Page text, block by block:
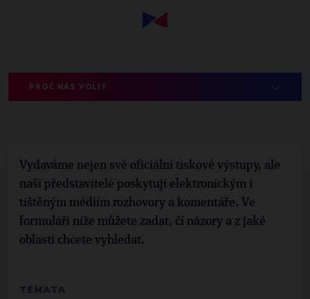
PROČ NÁS VOLIT
Vydaváme nejen své oficiální tiskové výstupy, ale
naši představitelé poskytují elektronickým i
tištěným médiím rozhovory a komentáře. Ve
formuláři níže můžete zadat, čí názory a z jaké
oblasti chcete vyhledat.
TÉMATA